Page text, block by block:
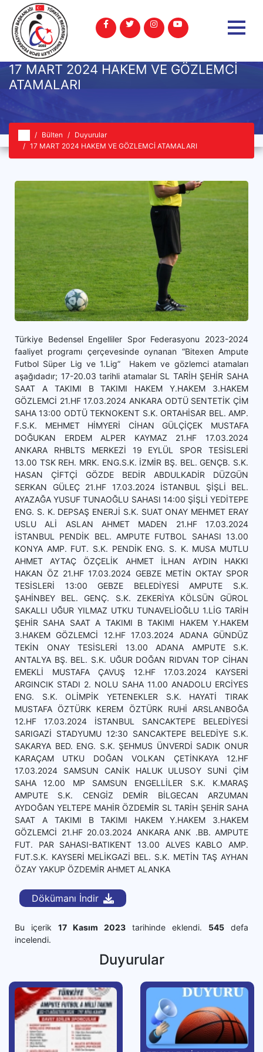
17 MART 2024 HAKEM VE GÖZLEMCİ
ATAMALARI
Bülten
Duyurular
17 MART 2024 HAKEM VE GÖZLEMCİ ATAMALARI
Türkiye Bedensel Engelliler Spor Federasyonu 2023-2024
faaliyet programı çerçevesinde oynanan “Bitexen Ampute
Futbol Süper Lig ve 1.Lig” Hakem ve gözlemci atamaları
aşağıdadır; 17-20.03 tarihli atamalar SL TARİH ŞEHİR SAHA
SAAT A TAKIMI B TAKIMI HAKEM Y.HAKEM 3.HAKEM
GÖZLEMCİ 21.HF 17.03.2024 ANKARA ODTÜ SENTETİK ÇİM
SAHA 13:00 ODTÜ TEKNOKENT S.K. ORTAHİSAR BEL. AMP.
F.S.K. MEHMET HİMYERİ CİHAN GÜLÇİÇEK MUSTAFA
DOĞUKAN ERDEM ALPER KAYMAZ 21.HF 17.03.2024
ANKARA RHBLTS MERKEZİ 19 EYLÜL SPOR TESİSLERİ
13.00 TSK REH. MRK. ENG.S.K. İZMİR BŞ. BEL. GENÇB. S.K.
HASAN ÇİFTÇİ GÖZDE BEDİR ABDULKADİR DÜZGÜN
SERKAN GÜLEÇ 21.HF 17.03.2024 İSTANBUL ŞİŞLİ BEL.
AYAZAĞA YUSUF TUNAOĞLU SAHASI 14:00 ŞİŞLİ YEDİTEPE
ENG. S. K. DEPSAŞ ENERJİ S.K. SUAT ONAY MEHMET ERAY
USLU ALİ ASLAN AHMET MADEN 21.HF 17.03.2024
İSTANBUL PENDİK BEL. AMPUTE FUTBOL SAHASI 13.00
KONYA AMP. FUT. S.K. PENDİK ENG. S. K. MUSA MUTLU
AHMET AYTAÇ ÖZÇELİK AHMET İLHAN AYDIN HAKKI
HAKAN ÖZ 21.HF 17.03.2024 GEBZE METİN OKTAY SPOR
TESİSLERİ 13:00 GEBZE BELEDİYESİ AMPUTE S.K.
ŞAHİNBEY BEL. GENÇ. S.K. ZEKERİYA KÖLSÜN GÜROL
SAKALLI UĞUR YILMAZ UTKU TUNAVELİOĞLU 1.LİG TARİH
ŞEHİR SAHA SAAT A TAKIMI B TAKIMI HAKEM Y.HAKEM
3.HAKEM GÖZLEMCİ 12.HF 17.03.2024 ADANA GÜNDÜZ
TEKİN ONAY TESİSLERİ 13.00 ADANA AMPUTE S.K.
ANTALYA BŞ. BEL. S.K. UĞUR DOĞAN RIDVAN TOP CİHAN
EMEKLİ MUSTAFA ÇAVUŞ 12.HF 17.03.2024 KAYSERİ
ARGINCIK STADI 2. NOLU SAHA 11.00 ANADOLU ERCİYES
ENG. S.K. OLİMPİK YETENEKLER S.K. HAYATİ TIRAK
MUSTAFA ÖZTÜRK KEREM ÖZTÜRK RUHİ ARSLANBOĞA
12.HF 17.03.2024 İSTANBUL SANCAKTEPE BELEDİYESİ
SARIGAZİ STADYUMU 12:30 SANCAKTEPE BELEDİYE S.K.
SAKARYA BED. ENG. S.K. ŞEHMUS ÜNVERDİ SADIK ONUR
KARAÇAM UTKU DOĞAN VOLKAN ÇETİNKAYA 12.HF
17.03.2024 SAMSUN CANİK HALUK ULUSOY SUNİ ÇİM
SAHA 12.00 MP SAMSUN ENGELLİLER S.K. K.MARAŞ
AMPUTE S.K. CENGİZ DEMİR BİLGECAN ARZUMAN
AYDOĞAN YELTEPE MAHİR ÖZDEMİR SL TARİH ŞEHİR SAHA
SAAT A TAKIMI B TAKIMI HAKEM Y.HAKEM 3.HAKEM
GÖZLEMCİ 21.HF 20.03.2024 ANKARA ANK .BB. AMPUTE
FUT. PAR SAHASI-BATIKENT 13.00 ALVES KABLO AMP.
FUT.S.K. KAYSERİ MELİKGAZİ BEL. S.K. METİN TAŞ AYHAN
ÖZAY YAKUP ÖZDEMİR AHMET ALANKA
Dökümanı İndir
Bu içerik 17 Kasım 2023 tarihinde eklendi. 545 defa
incelendi.
Duyurular